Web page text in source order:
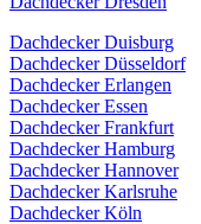
Dachdecker Duisburg
Dachdecker Düsseldorf
Dachdecker Erlangen
Dachdecker Essen
Dachdecker Frankfurt
Dachdecker Hamburg
Dachdecker Hannover
Dachdecker Karlsruhe
Dachdecker Köln